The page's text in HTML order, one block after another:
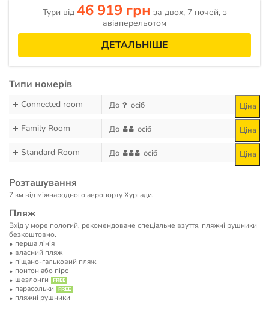
Тури від 46 919 грн за двох, 7 ночей, з
авіаперельотом
ДЕТАЛЬНІШЕ
Типи номерів
Connected room До осіб Ціна
Family Room До осіб Ціна
Standard Room До осіб Ціна
Розташування
7 км від міжнародного аеропорту Хургади.
Пляж
Вхід у море пологий, рекомендоване спеціальне взуття, пляжні рушники
безкоштовно.
перша лінія
власний пляж
піщано-гальковий пляж
понтон або пірс
шезлонги
парасольки
пляжні рушники